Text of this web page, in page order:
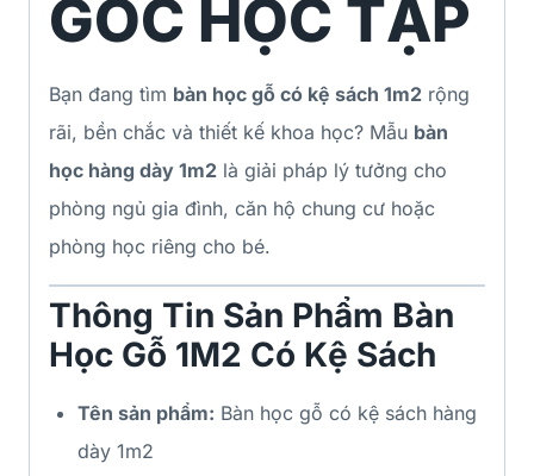
GÓC HỌC TẬP
Bạn đang tìm bàn học gỗ có kệ sách 1m2 rộng
rãi, bền chắc và thiết kế khoa học? Mẫu bàn
học hàng dày 1m2 là giải pháp lý tưởng cho
phòng ngủ gia đình, căn hộ chung cư hoặc
phòng học riêng cho bé.
Thông Tin Sản Phẩm Bàn
Học Gỗ 1M2 Có Kệ Sách
Tên sản phẩm: Bàn học gỗ có kệ sách hàng
dày 1m2